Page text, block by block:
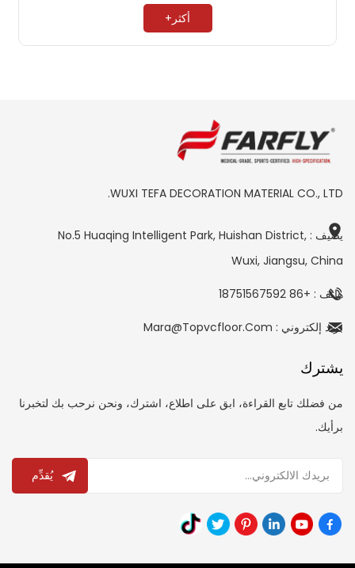
أكثر+
WUXI TEFA DECORATION MATERIAL CO., LTD.
يضيف : No.5 Huaqing Intelligent Park, Huishan District,
Wuxi, Jiangsu, China
هاتف : +86 18751567592
بريد إلكتروني : Mara@topvcfloor.com
يشترك
من فضلك تابع القراءة، ابق على اطلاع، اشترك، ونحن نرحب بك لتخبرنا
برأيك.
يُقدِّم